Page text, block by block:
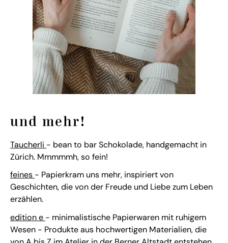
und mehr!
Taucherli - bean to bar Schokolade, handgemacht in
Zürich. Mmmmmh, so fein!
feines - Papierkram uns mehr, inspiriert von
Geschichten, die von der Freude und Liebe zum Leben
erzählen.
edition e - minimalistische Papierwaren mit ruhigem
Wesen - Produkte aus hochwertigen Materialien, die